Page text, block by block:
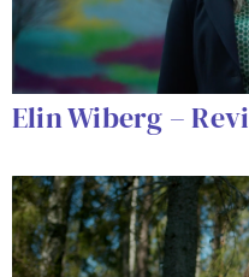
Elin Wiberg –